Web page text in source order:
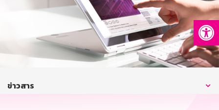
บริการทางการเงิน
ติดต่อเรา
บริการออนไลน์
ข่าวสาร